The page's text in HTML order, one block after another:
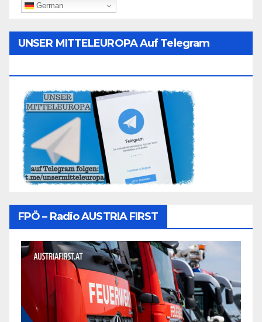
German
UNSER MITTELEUROPA Auf Telegram
FPÖ – Radio AUSTRIA FIRST